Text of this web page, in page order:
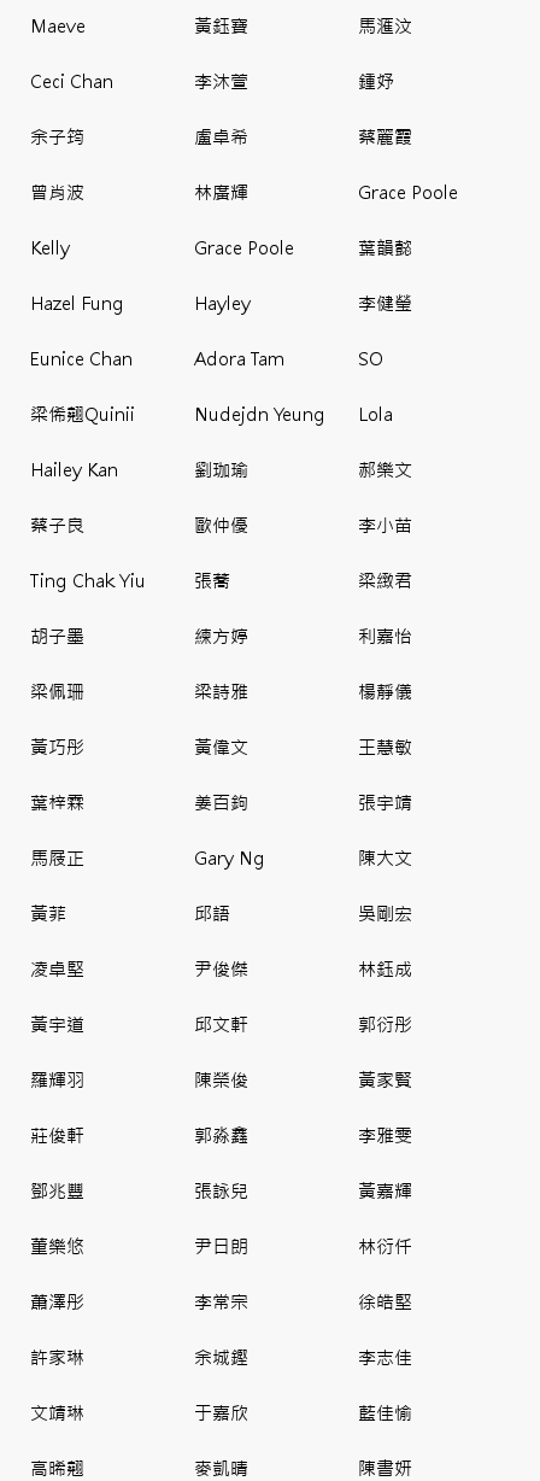
Maeve 黃鈺寶 馬滙汶
Ceci Chan 李沐萱 鍾妤
余子筠 盧卓希 蔡麗霞
曾肖波 林廣輝 Grace Poole
Kelly Grace Poole 葉韻懿
Hazel Fung Hayley 李健瑩
Eunice Chan Adora Tam SO
梁俙翹Quinii Nudejdn Yeung Lola
Hailey Kan 劉珈瑜 郝樂文
蔡子良 歐仲優 李小苗
Ting Chak Yiu 張蕎 梁緻君
胡子墨 練方婷 利嘉怡
梁佩珊 梁詩雅 楊靜儀
黃巧彤 黃偉文 王慧敏
葉梓霖 姜百鉤 張宇靖
馬屐正 Gary Ng 陳大文
黃菲 邱語 吳剛宏
凌卓堅 尹俊傑 林鈺成
黃宇道 邱文軒 郭衍彤
羅輝羽 陳榮俊 黃家賢
莊俊軒 郭淼鑫 李雅雯
鄧兆豐 張詠兒 黃嘉輝
董樂悠 尹日朗 林衍仟
蕭澤彤 李常宗 徐皓堅
許家琳 余城鏗 李志佳
文靖琳 于嘉欣 藍佳愉
高晞翹 麥凱晴 陳書妍